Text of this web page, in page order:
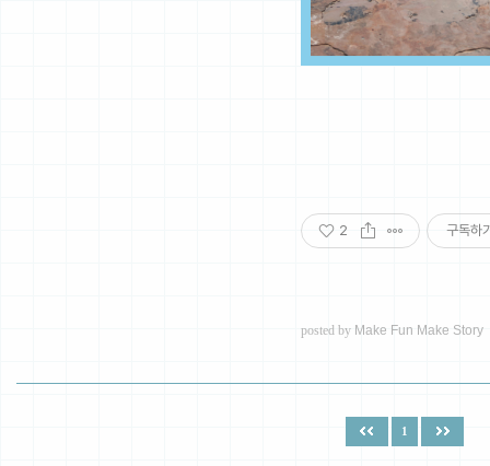
2 구독하
posted by Make Fun Make Story
1